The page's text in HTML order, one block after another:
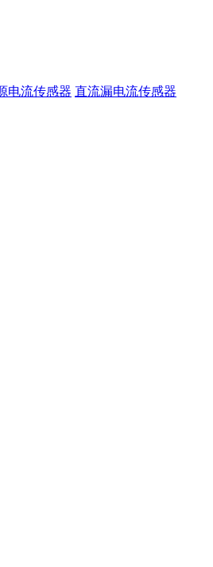
电流传感器 直流漏电流传感器